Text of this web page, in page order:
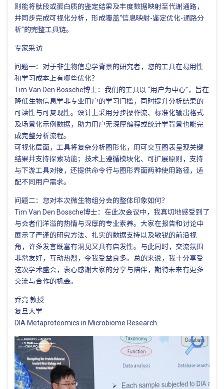
则能将肽段或蛋白质的鉴定结果及丰度数据映射至代谢通路，
并同步完成可视化分析，形成覆盖“信息映射-鉴定优化-通路分
析”的完整工具链。
专家采访
问题一：对于非生物信息学背景的研究者，您的工具在易用性
和学习成本上有哪些优化？
Tim Van Den Bossche博士：我们的工具以 “用户为中心”，旨在
降低生物信息学非专业用户的学习门槛，同时提升分析结果的
可读性与可复现性。设计上采用分步操作流、标准化输出格式
及场景化示例数据，助力用户无深厚编程或统计学背景也能完
成完整分析流程。
可视化层面，工具将复杂分析图形化，用可交互图表呈现关键
结果并支持探索功能；技术上遵循模块化、可扩展原则，支持
与下游工具对接，还提供命令行与图形界面两种使用路径，适
配不同用户需求。
问题二：您对本次微生物组分会的整体印象如何？
Tim Van Den Bossche博士：在此次会议中，我真切地感受到了
与会者们洋溢的热情与深厚的专业素养。大家在报告和讨论中
展示了严谨的研究方法、扎实的数据支持以及敏锐的前沿视
角，许多发言既富有洞见又具有启发性。与此同时，交流氛围
非常友好，互动热烈，令我受益良多。总的来说，我十分享受
这次学术盛会，衷心感谢大家的分享与陪伴，期待未来有更多
交流与合作的机会。
乔亮 教授
复旦大学
DIA Metaproteomics in Microbiome Research